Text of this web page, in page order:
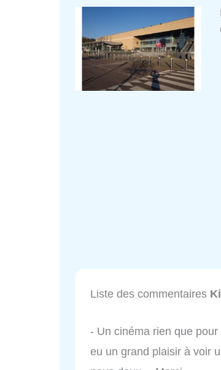
Liste des commentaires
- Un cinéma rien que
eu un grand plaisir à voir